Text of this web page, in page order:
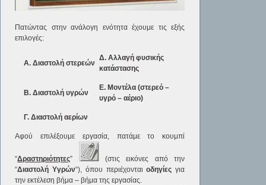
Πατώντας στην ανάλογη ενότητα έχουμε τις εξής
επιλογές:
Α. Διαστολή στερεών
Δ. Αλλαγή φυσικής
κατάστασης
Β. Διαστολή υγρών
Ε. Μοντέλα (στερεό –
υγρό – αέριο)
Γ. Διαστολή αερίων
Αφού επιλέξουμε εργασία, πατάμε το κουμπί
“Δραστηριότητες”
(στις εικόνες από την
“Διαστολή Υγρών“), όπου περιέχονταιοδηγίες για
την εκτέλεση βήμα – βήμα της εργασίας.